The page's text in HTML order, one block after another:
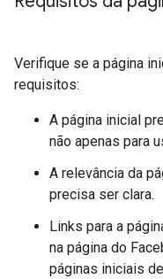
Verifique se a página
requisitos:
A página inicial
não apenas para
A relevância da
precisa ser clara.
Links para a
na página do
páginas iniciais